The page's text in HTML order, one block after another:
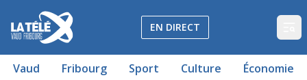
La Télé - Télévision régionale Vaud et Fribourg
EN DIRECT
Vaud Fribourg Sport Culture Économie